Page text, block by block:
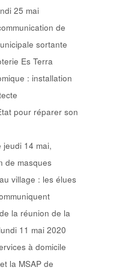
25 mai
de
sortante
Es Terra
: installation
pour réparer son
jeudi 14 mai,
de masques
village : les élues
la réunion de la
11 mai 2020
à domicile
la MSAP de